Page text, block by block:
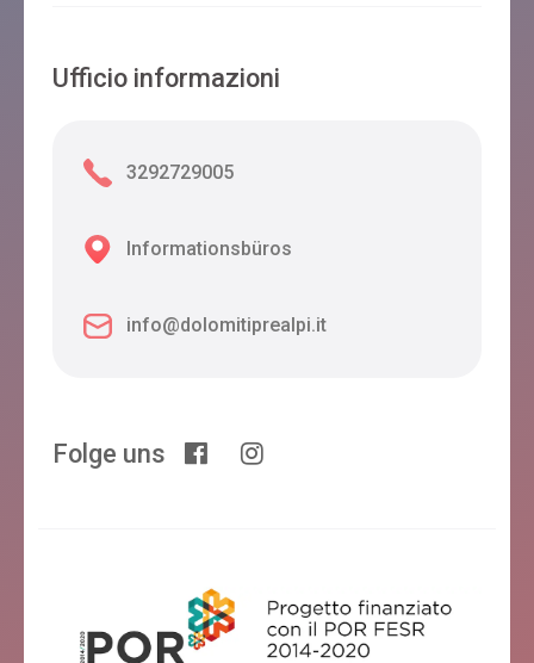
Ufficio informazioni
3292729005
Informationsbüros
info@dolomitiprealpi.it
Folge uns